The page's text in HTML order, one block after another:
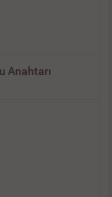
Anahtarı